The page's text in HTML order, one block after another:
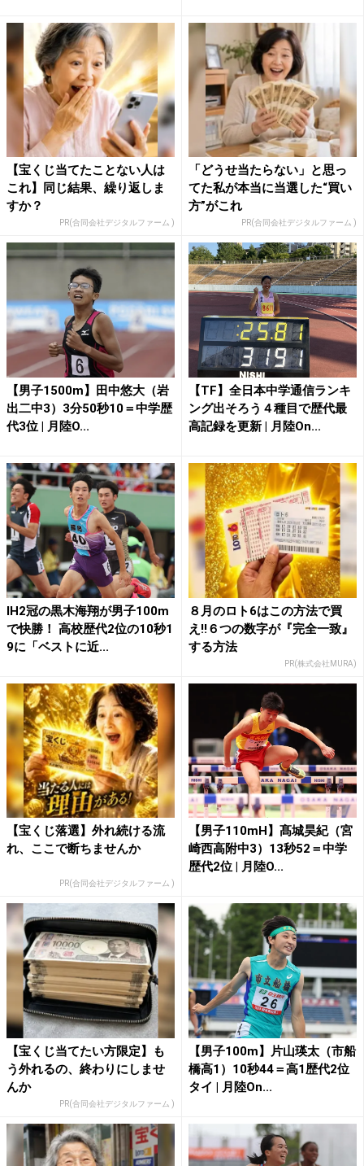
【宝くじ当てたことない人は
これ】同じ結果、繰り返しま
すか？
PR(合同会社デジタルファーム )
「どうせ当たらない」と思っ
てた私が本当に当選した“買い
方”がこれ
PR(合同会社デジタルファーム )
【男子1500m】田中悠大（岩
出二中3）3分50秒10＝中学歴
代3位 | 月陸O...
【TF】全日本中学通信ランキ
ング出そろう４種目で歴代最
高記録を更新 | 月陸On...
IH2冠の黒木海翔が男子100m
で快勝！ 高校歴代2位の10秒1
9に「ベストに近...
８月のロト6はこの方法で買
え!!６つの数字が『完全一致』
する方法
PR(株式会社MURA)
【宝くじ落選】外れ続ける流
れ、ここで断ちませんか
PR(合同会社デジタルファーム )
【男子110mH】髙城昊紀（宮
崎西高附中3）13秒52＝中学
歴代2位 | 月陸O...
【宝くじ当てたい方限定】も
う外れるの、終わりにしませ
んか
PR(合同会社デジタルファーム )
【男子100m】片山瑛太（市船
橋高1）10秒44＝高1歴代2位
タイ | 月陸On...